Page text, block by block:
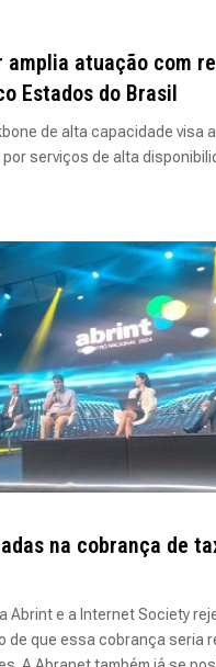
amplia atuação com
Estados do Brasil
de alta capacidade visa
serviços de alta
na cobrança de
Abrint e a Internet Society
de que essa cobrança seria